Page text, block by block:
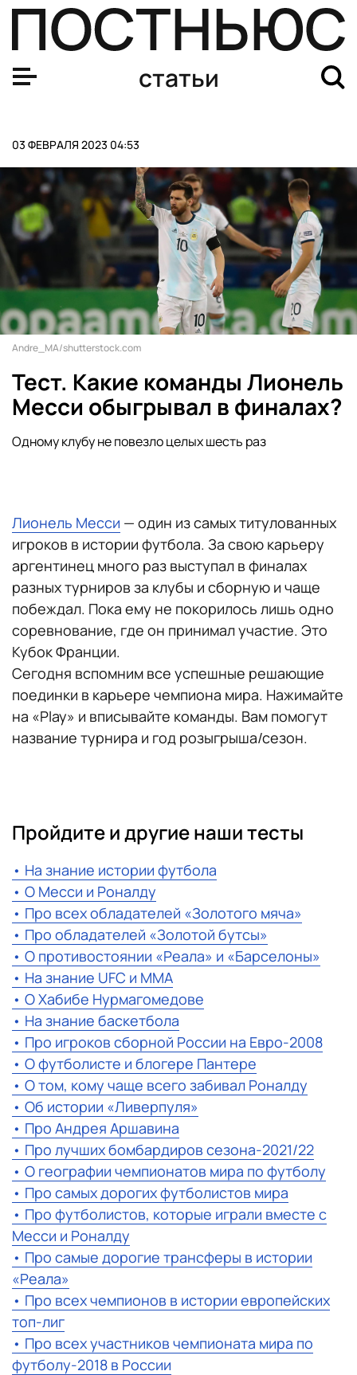
статьи
03 ФЕВРАЛЯ 2023 04:53
Andre_MA/shutterstock.com
Тест. Какие команды Лионель
Месси обыгрывал в финалах?
Одному клубу не повезло целых шесть раз
Лионель Месси — один из самых титулованных
игроков в истории футбола. За свою карьеру
аргентинец много раз выступал в финалах
разных турниров за клубы и сборную и чаще
побеждал. Пока ему не покорилось лишь одно
соревнование, где он принимал участие. Это
Кубок Франции.
Сегодня вспомним все успешные решающие
поединки в карьере чемпиона мира. Нажимайте
на «Play» и вписывайте команды. Вам помогут
название турнира и год розыгрыша/сезон.
​​Пройдите и другие наши тесты
• На знание истории футбола
• О Месси и Роналду
• Про всех обладателей «Золотого мяча»
• Про обладателей «Золотой бутсы»
• О противостоянии «Реала» и «Барселоны»
• На знание UFC и ММА
• О Хабибе Нурмагомедове
• На знание баскетбола
• Про игроков сборной России на Евро-2008
• О футболисте и блогере Пантере
• О том, кому чаще всего забивал Роналду
• Об истории «Ливерпуля»
• Про Андрея Аршавина
• Про лучших бомбардиров сезона-2021/22
• О географии чемпионатов мира по футболу
• Про самых дорогих футболистов мира
• Про футболистов, которые играли вместе с
Месси и Роналду
• Про самые дорогие трансферы в истории
«Реала»
• Про всех чемпионов в истории европейских
топ-лиг
• Про всех участников чемпионата мира по
футболу-2018 в России
«Удар по внутреннему врагу»: почему СБУ пришли к